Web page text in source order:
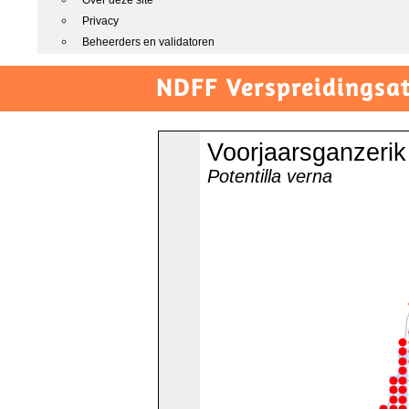
Privacy
Beheerders en validatoren
NDFF